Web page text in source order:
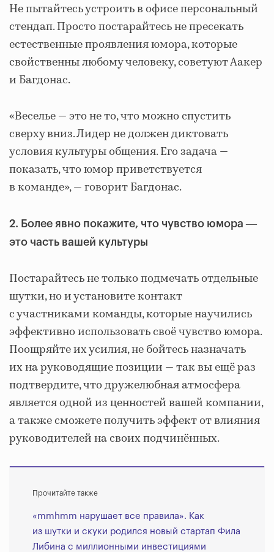
Не пытайтесь устроить в офисе персональный
стендап. Просто постарайтесь не пресекать
естественные проявления юмора, которые
свойственны любому человеку, советуют Аакер
и Багдонас.
«Веселье ― это не то, что можно спустить
сверху вниз. Лидер не должен диктовать
условия культуры общения. Его задача ―
показать, что юмор приветствуется
в команде», ― говорит Багдонас.
2. Более явно покажите, что чувство юмора ―
это часть вашей культуры
Постарайтесь не только подмечать отдельные
шутки, но и установите контакт
с участниками команды, которые научились
эффективно использовать своё чувство юмора.
Поощряйте их усилия, не бойтесь назначать
их на руководящие позиции ― так вы ещё раз
подтвердите, что дружелюбная атмосфера
является одной из ценностей вашей компании,
а также сможете получить эффект от влияния
руководителей на своих подчинённых.
Прочитайте также
«mmhmm нарушает все правила». Как
из шутки и скуки родился новый стартап Фила
Либина с миллионными инвестициями